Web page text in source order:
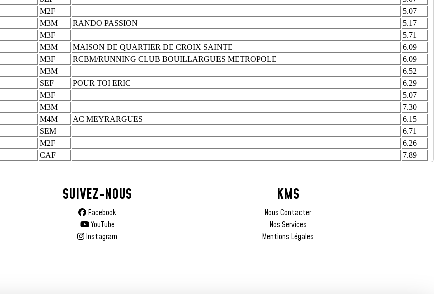
SUIVEZ-NOUS
Facebook
YouTube
Instagram
KMS
Nous Contacter
Nos Services
Mentions Légales